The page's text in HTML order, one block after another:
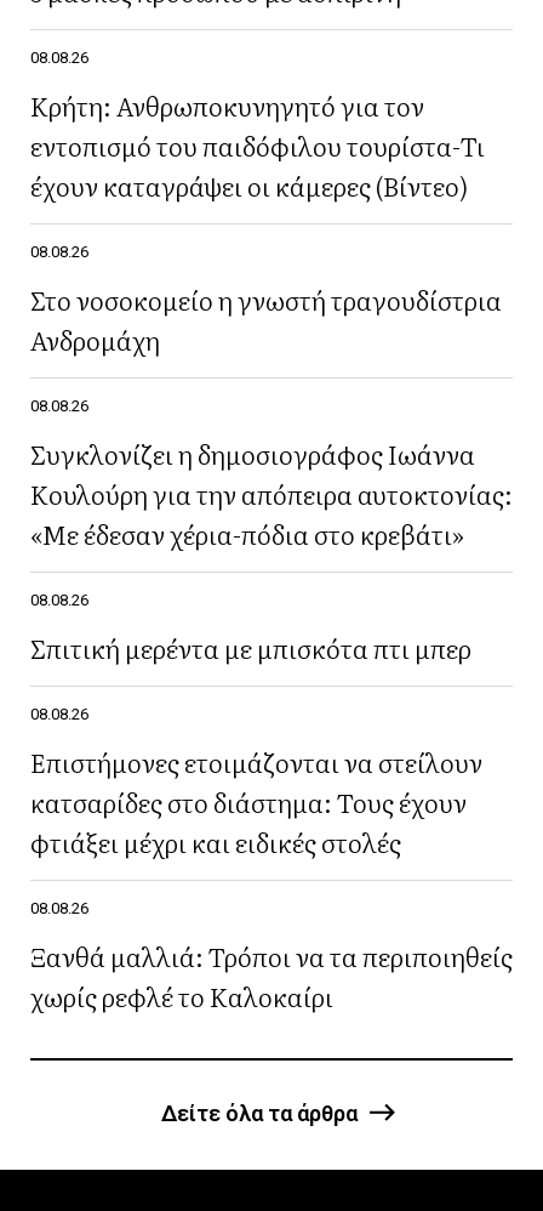
08.08.26
Κρήτη: Ανθρωποκυνηγητό για τον
εντοπισμό του παιδόφιλου τουρίστα-Τι
έχουν καταγράψει οι κάμερες (Βίντεο)
08.08.26
Στο νοσοκομείο η γνωστή τραγουδίστρια
Ανδρομάχη
08.08.26
Συγκλονίζει η δημοσιογράφος Ιωάννα
Κουλούρη για την απόπειρα αυτοκτονίας:
«Με έδεσαν χέρια-πόδια στο κρεβάτι»
08.08.26
Σπιτική μερέντα με μπισκότα πτι μπερ
08.08.26
Επιστήμονες ετοιμάζονται να στείλουν
κατσαρίδες στο διάστημα: Τους έχουν
φτιάξει μέχρι και ειδικές στολές
08.08.26
Ξανθά μαλλιά: Τρόποι να τα περιποιηθείς
χωρίς ρεφλέ το Καλοκαίρι
Δείτε όλα τα άρθρα